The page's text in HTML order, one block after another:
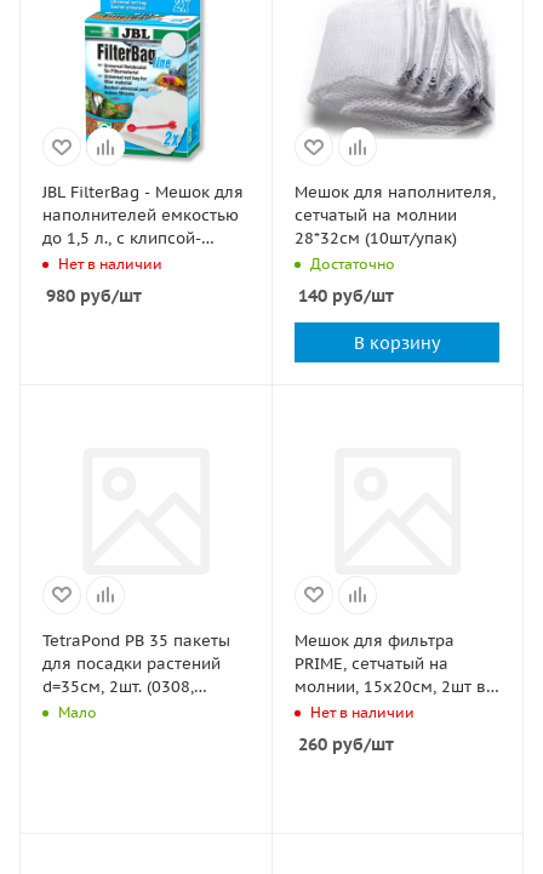
JBL FilterBag - Мешок для
наполнителей емкостью
до 1,5 л., с клипсой-
защелкой, 2 шт.
Нет в наличии
980 руб/шт
Мешок для наполнителя,
сетчатый на молнии
28*32см (10шт/упак)
Достаточно
140руб/шт
В корзину
TetraPond PB 35 пакеты
для посадки растений
d=35см, 2шт. (0308,
12.12.2009)
Мало
Мешок для фильтра
PRIME, сетчатый на
молнии, 15х20см, 2шт в
уп.Нет в наличии
260руб/шт